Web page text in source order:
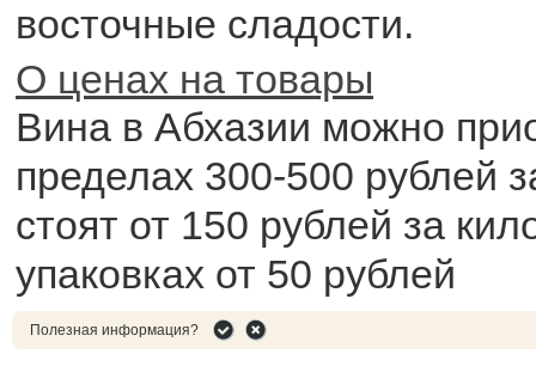
восточные сладости.
О ценах на товары
Вина в Абхазии можно
пределах 300-500 рублей
стоят от 150 рублей за
упаковках от 50 рублей
Полезная информация?